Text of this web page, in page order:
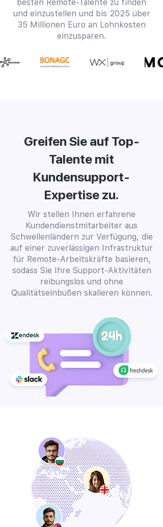
besten Remote-Talente zu finden
und einzustellen und bis 2025 über
35 Millionen Euro an Lohnkosten
einzusparen.
Greifen Sie auf Top-
Talente mit
Kundensupport-
Expertise zu.
Wir stellen Ihnen erfahrene
Kundendienstmitarbeiter aus
Schwellenländern zur Verfügung, die
auf einer zuverlässigen Infrastruktur
für Remote-Arbeitskräfte basieren,
sodass Sie Ihre Support-Aktivitäten
reibungslos und ohne
Qualitätseinbußen skalieren können.